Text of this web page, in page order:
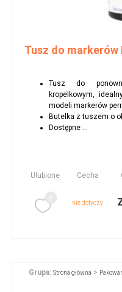
Tusz do markerów
Tusz do
kropelkowym,
modeli markerów
Butelka z tuszem o
Dostępne ...
Ulubione Cecha
nie dotyczy
Grupa: Strona główna >